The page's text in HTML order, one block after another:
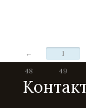
← 1
48
49